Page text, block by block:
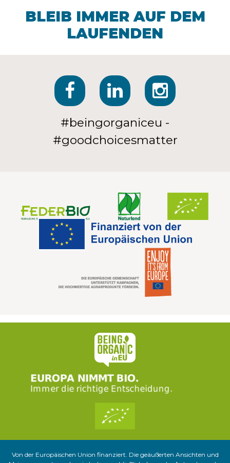
BLEIB IMMER AUF DEM
LAUFENDEN
#beingorganiceu -
#goodchoicesmatter
Von der Europäischen Union finanziert. Die geäußerten Ansichten und